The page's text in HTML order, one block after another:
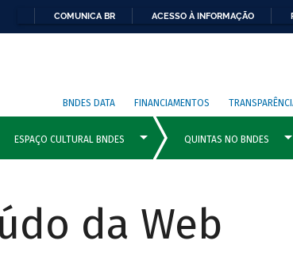
COMUNICA BR ACESSO À INFORMAÇÃO
BNDES DATA FINANCIAMENTOS
da Web